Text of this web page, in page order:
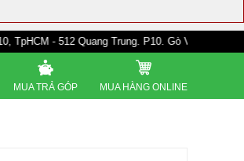
512 Quang Trung. P10. Gò Vấp - 528A Trường
MUA TRẢ GÓP MUA HÀNG ONLINE